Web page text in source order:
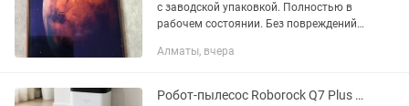
с заводской упаковкой. Полностью в
рабочем состоянии. Без повреждений
идут несколько чехлов см. фото.
Алматы, вчера
Робот-пылесос Roborock Q7 Plus Auto Empty Dock